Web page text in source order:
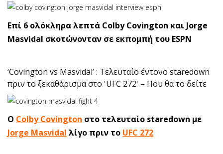
Επί 6 ολόκληρα λεπτά Colby Covington και Jorge
Masvidal σκοτώνονταν σε εκπομπή του ESPN
‘Covington vs Masvidal’ : Τελευταίο έντονο staredown
πριν το ξεκαθάρισμα στο 'UFC 272' – Που θα το δείτε
Ο Colby Covington στο τελευταίο staredown με
Jorge Masvidal λίγο πριν το UFC 272